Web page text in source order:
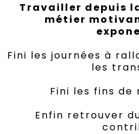
Travailler depuis
métier
Fini les journées à
les
Fini les fins de
Enfin retrouver